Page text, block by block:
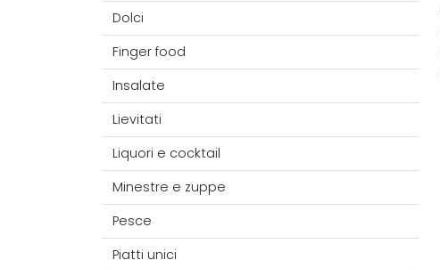
Dolci
Finger food
Insalate
Lievitati
Liquori e cocktail
Minestre e zuppe
Pesce
Piatti unici